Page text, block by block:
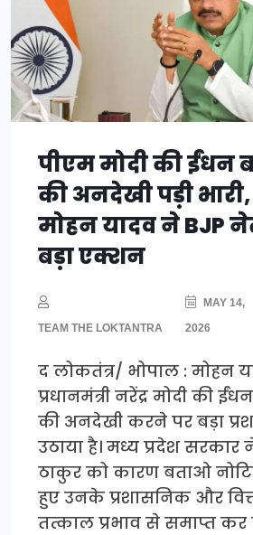
पीएम मोदी की ईंधन
की अनदेखी पड़ी
मोहन यादव ने BJP
बड़ा एक्शन
TEAM THE LOKTANTRA
MAY 14,
2026
द लोकतंत्र/ भोपाल : मोहन
प्रधानमंत्री नरेंद्र मोदी की
की अनदेखी करने पर बड़ा
उठाया है। मध्य प्रदेश सरकार
ठाकुर को कारण बताओ
हुए उनके प्रशासनिक और
तत्काल प्रभाव से समाप्त कर